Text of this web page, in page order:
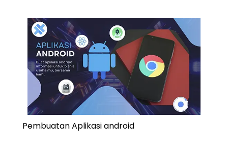
Pembuatan Aplikasi android